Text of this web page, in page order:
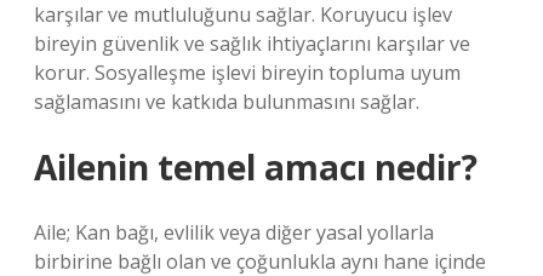
karşılar ve mutluluğunu sağlar. Koruyucu işlev
bireyin güvenlik ve sağlık ihtiyaçlarını karşılar ve
korur. Sosyalleşme işlevi bireyin topluma uyum
sağlamasını ve katkıda bulunmasını sağlar.
Ailenin temel amacı nedir?
Aile; Kan bağı, evlilik veya diğer yasal yollarla
birbirine bağlı olan ve çoğunlukla aynı hane içinde